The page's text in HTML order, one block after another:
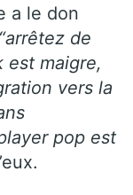
a le don
“arrêtez de
est maigre,
vers la
pop est